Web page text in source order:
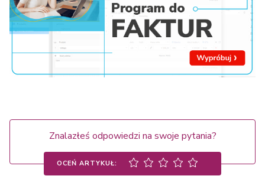
Znalazłeś odpowiedzi na swoje pytania?
OCEŃ ARTYKUŁ: